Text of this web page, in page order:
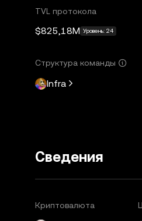
TVL протокола
$825,18M Уровень: 24
Структура команды
Infra
Сведения
Криптовалюта